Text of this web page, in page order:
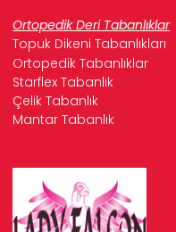
Ortopedik Deri Tabanlıklar
Topuk Dikeni Tabanlıkları
Ortopedik Tabanlıklar
Starflex Tabanlık
Çelik Tabanlık
Mantar Tabanlık